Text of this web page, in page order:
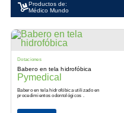
Productos de:
Médico Mundo
Dotaciones
Babero en tela hidrofóbica
Pymedical
Babero en tela hidrofóbica utilizado en
procedimientos odontológicos .